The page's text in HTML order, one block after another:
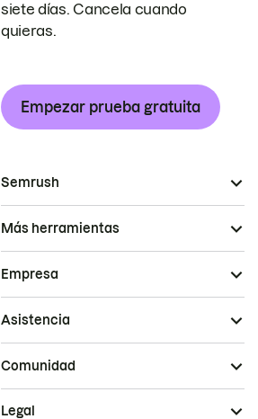
siete días. Cancela cuando
quieras.
Empezar prueba gratuita
Semrush
Más herramientas
Empresa
Asistencia
Comunidad
Legal